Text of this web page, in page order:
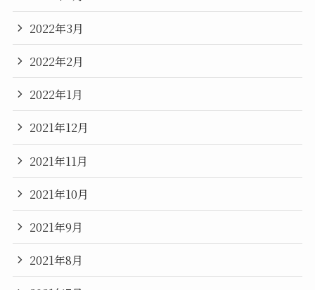
2022年3月
2022年2月
2022年1月
2021年12月
2021年11月
2021年10月
2021年9月
2021年8月